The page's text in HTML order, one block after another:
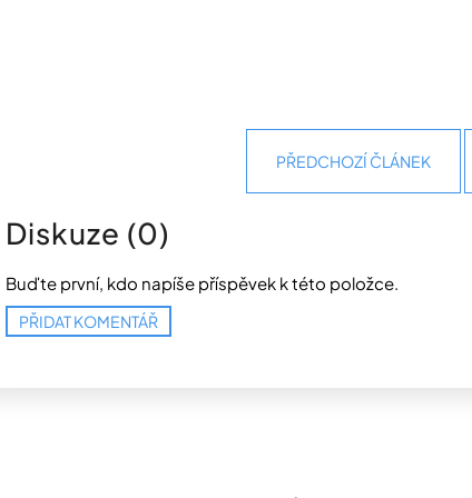
PŘEDCHOZÍ ČLÁNEK
Diskuze (0)
Buďte první, kdo napíše příspěvek k této položce.
PŘIDAT KOMENTÁŘ